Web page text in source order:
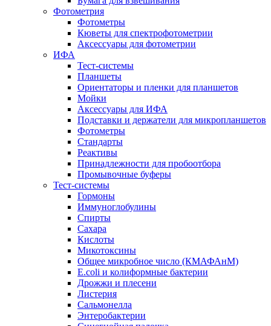
Фотометрия
Фотометры
Кюветы для спектрофотометрии
Аксессуары для фотометрии
ИФА
Тест-системы
Планшеты
Ориентаторы и пленки для планшетов
Мойки
Аксессуары для ИФА
Подставки и держатели для микропланшетов
Фотометры
Стандарты
Реактивы
Принадлежности для пробоотбора
Промывочные буферы
Тест-системы
Гормоны
Иммуноглобулины
Спирты
Сахара
Кислоты
Микотоксины
Общее микробное число (КМАФАнМ)
E.coli и колиформные бактерии
Дрожжи и плесени
Листерия
Сальмонелла
Энтеробактерии